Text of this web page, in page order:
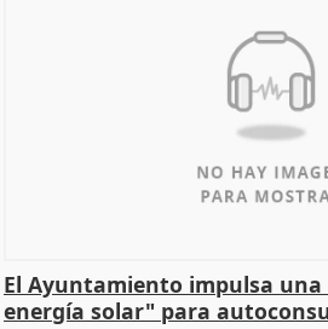
El Ayuntamiento impulsa
energía solar" para